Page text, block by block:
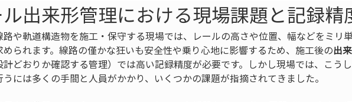
ル出来形管理における現場課題と記録精
路や軌道構造物を施工・保守する現場では、レールの高さや位置、幅などをミリ
められます。線路の僅かな狂いも安全性や乗り心地に影響するため、施工後の出
計どおりか確認する管理）では高い記録精度が必要です。しかし現場では、こう
うには多くの手間と人員がかかり、いくつかの課題が指摘されてきました。